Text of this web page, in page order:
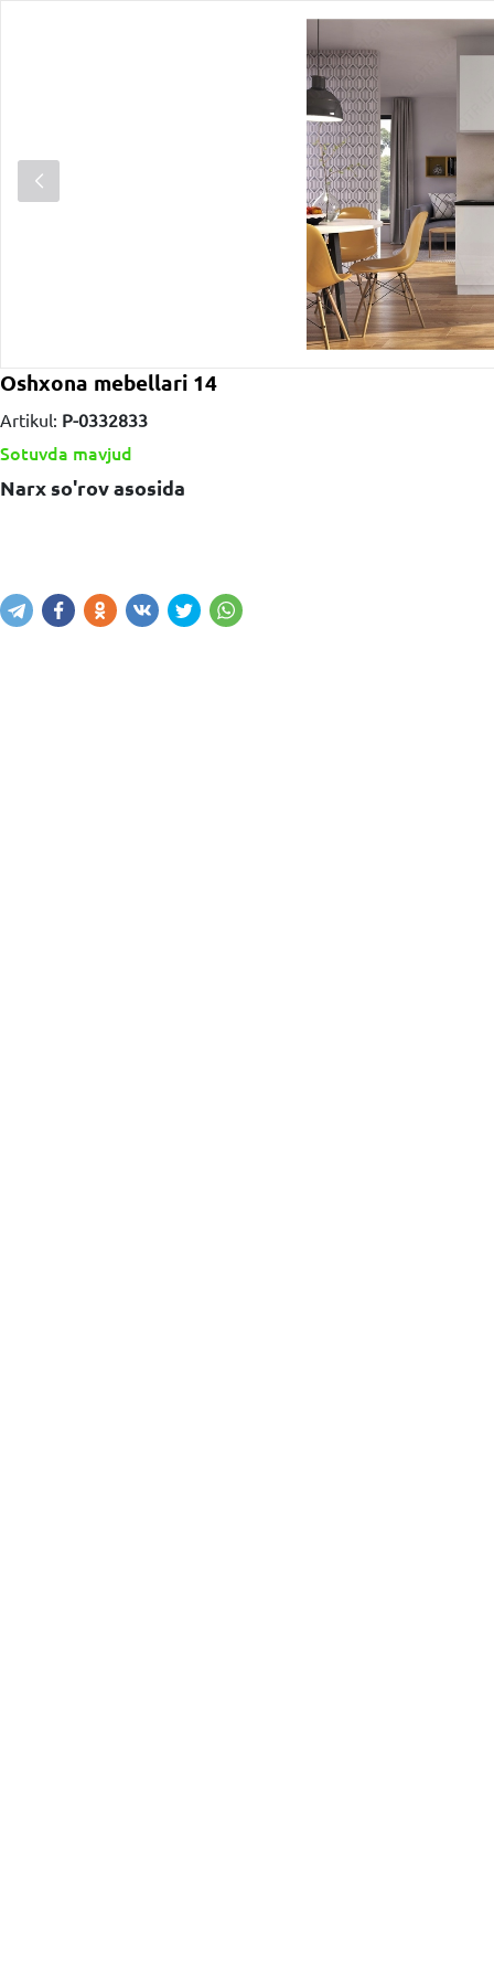
Oshxona mebellari 14
Artikul: P-0332833
Sotuvda mavjud
Narx so'rov asosida